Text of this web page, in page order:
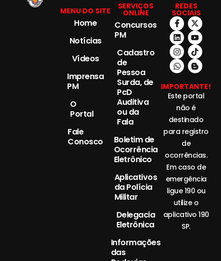
MENU DO SITE
Home
Notícias
Vídeos
Imprensa
PM
O
Portal
Fale
Conosco
SERVIÇOS
ONLINE
Concursos
PM
Cadastro
de
Pessoa
Surda, de
PcD
Auditiva
ou da
Fala
Boletim de
Ocorrência
Eletrônico
Aplicativos
da Polícia
Militar
Delegacia
Eletrônica
Informações
das
REDES
SOCIAIS
IMPORTANTE!
Este portal
não é
destinado
para registro
de
ocorrências.
Em caso de
emergência
ligue 190 ou
utilize o
aplicativo 190
SP.